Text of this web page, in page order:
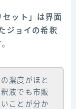
ット」は界面
ジョイの希釈
濃度がほと
液でも市販
ことが分か